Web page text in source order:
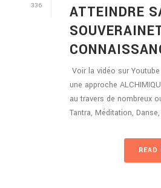
336
ATTEINDRE
Voir la vidéo sur
une approche
au travers de nombreux
Tantra, Méditation,
READ